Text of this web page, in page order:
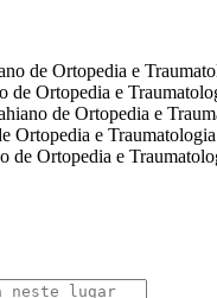
de Ortopedia e
de Ortopedia e
de Ortopedia e
Ortopedia e Traumatologia
de Ortopedia e